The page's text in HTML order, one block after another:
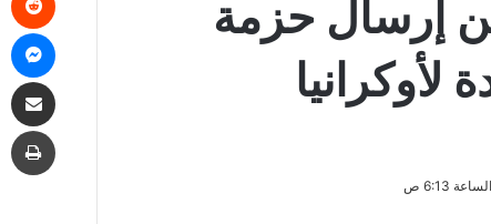
إرسال حزمة